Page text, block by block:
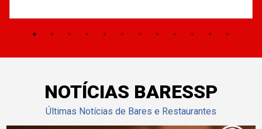
NOTÍCIAS BARESSP
Últimas Notícias de Bares e Restaurantes